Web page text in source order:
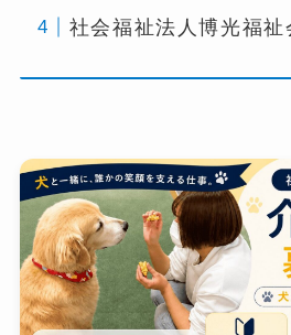
社会福祉法人博光福